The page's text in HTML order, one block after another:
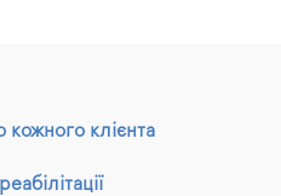
кожного клієнта